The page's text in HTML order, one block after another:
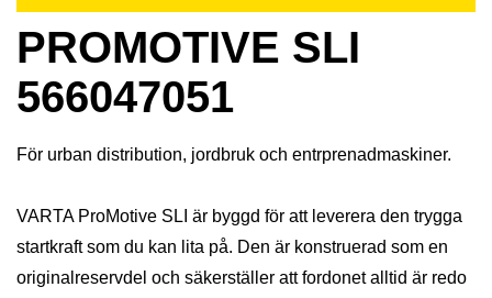
PROMOTIVE SLI
566047051
För urban distribution, jordbruk och entrprenadmaskiner.
VARTA ProMotive SLI är byggd för att leverera den trygga
startkraft som du kan lita på. Den är konstruerad som en
originalreservdel och säkerställer att fordonet alltid är redo